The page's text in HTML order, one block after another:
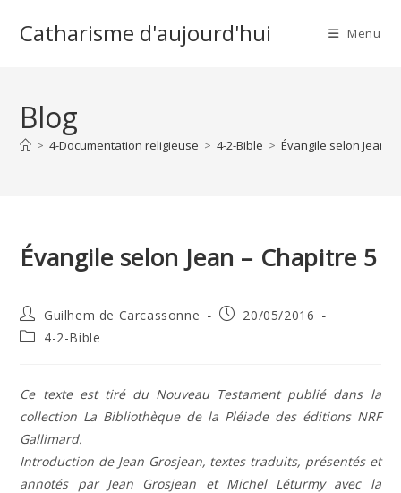
Catharisme d'aujourd'hui Menu
Blog
> 4-Documentation religieuse > 4-2-Bible > Évangile selon Jean –
Évangile selon Jean – Chapitre 5
Auteur/autrice
de
la
Guilhem de Carcassonne
Publication
20/05/2016
Post4-2-Bible
Ce texte est tiré du Nouveau Testament publié dans la
collection La Bibliothèque de la Pléiade des éditions NRF
Gallimard.
Introduction de Jean Grosjean, textes traduits, présentés et
annotés par Jean Grosjean et Michel Léturmy avec la